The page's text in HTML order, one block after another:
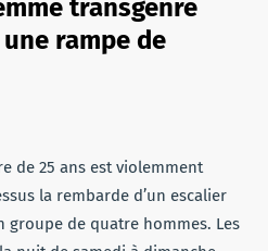
transgenre
rampe de
de 25 ans est violemment
la rembarde d’un escalier
de quatre hommes. Les